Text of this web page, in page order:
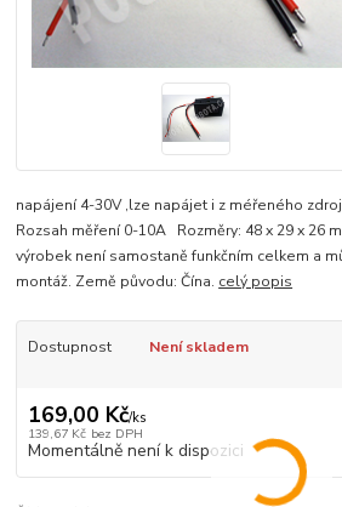
napájení 4-30V ,lze napájet i z méřeného
Rozsah měření 0-10A Rozměry: 48 x 29 x 26
výrobek není samostaně funkčním celkem a
montáž. Země původu: Čína. celý popis
Dostupnost Není skladem
169,00 Kč/ks
139,67 Kč bez DPH
Momentálně není k dispozici